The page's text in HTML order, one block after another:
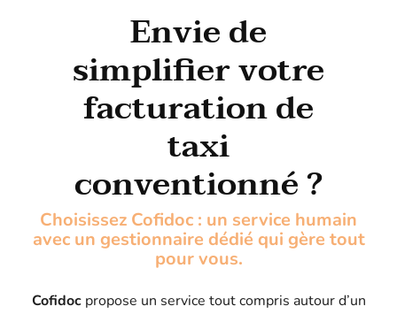
Envie de
simplifier votre
facturation de
taxi
conventionné ?
Choisissez Cofidoc : un service humain
avec un gestionnaire dédié qui gère tout
pour vous.
Cofidoc propose un service tout compris autour d’un